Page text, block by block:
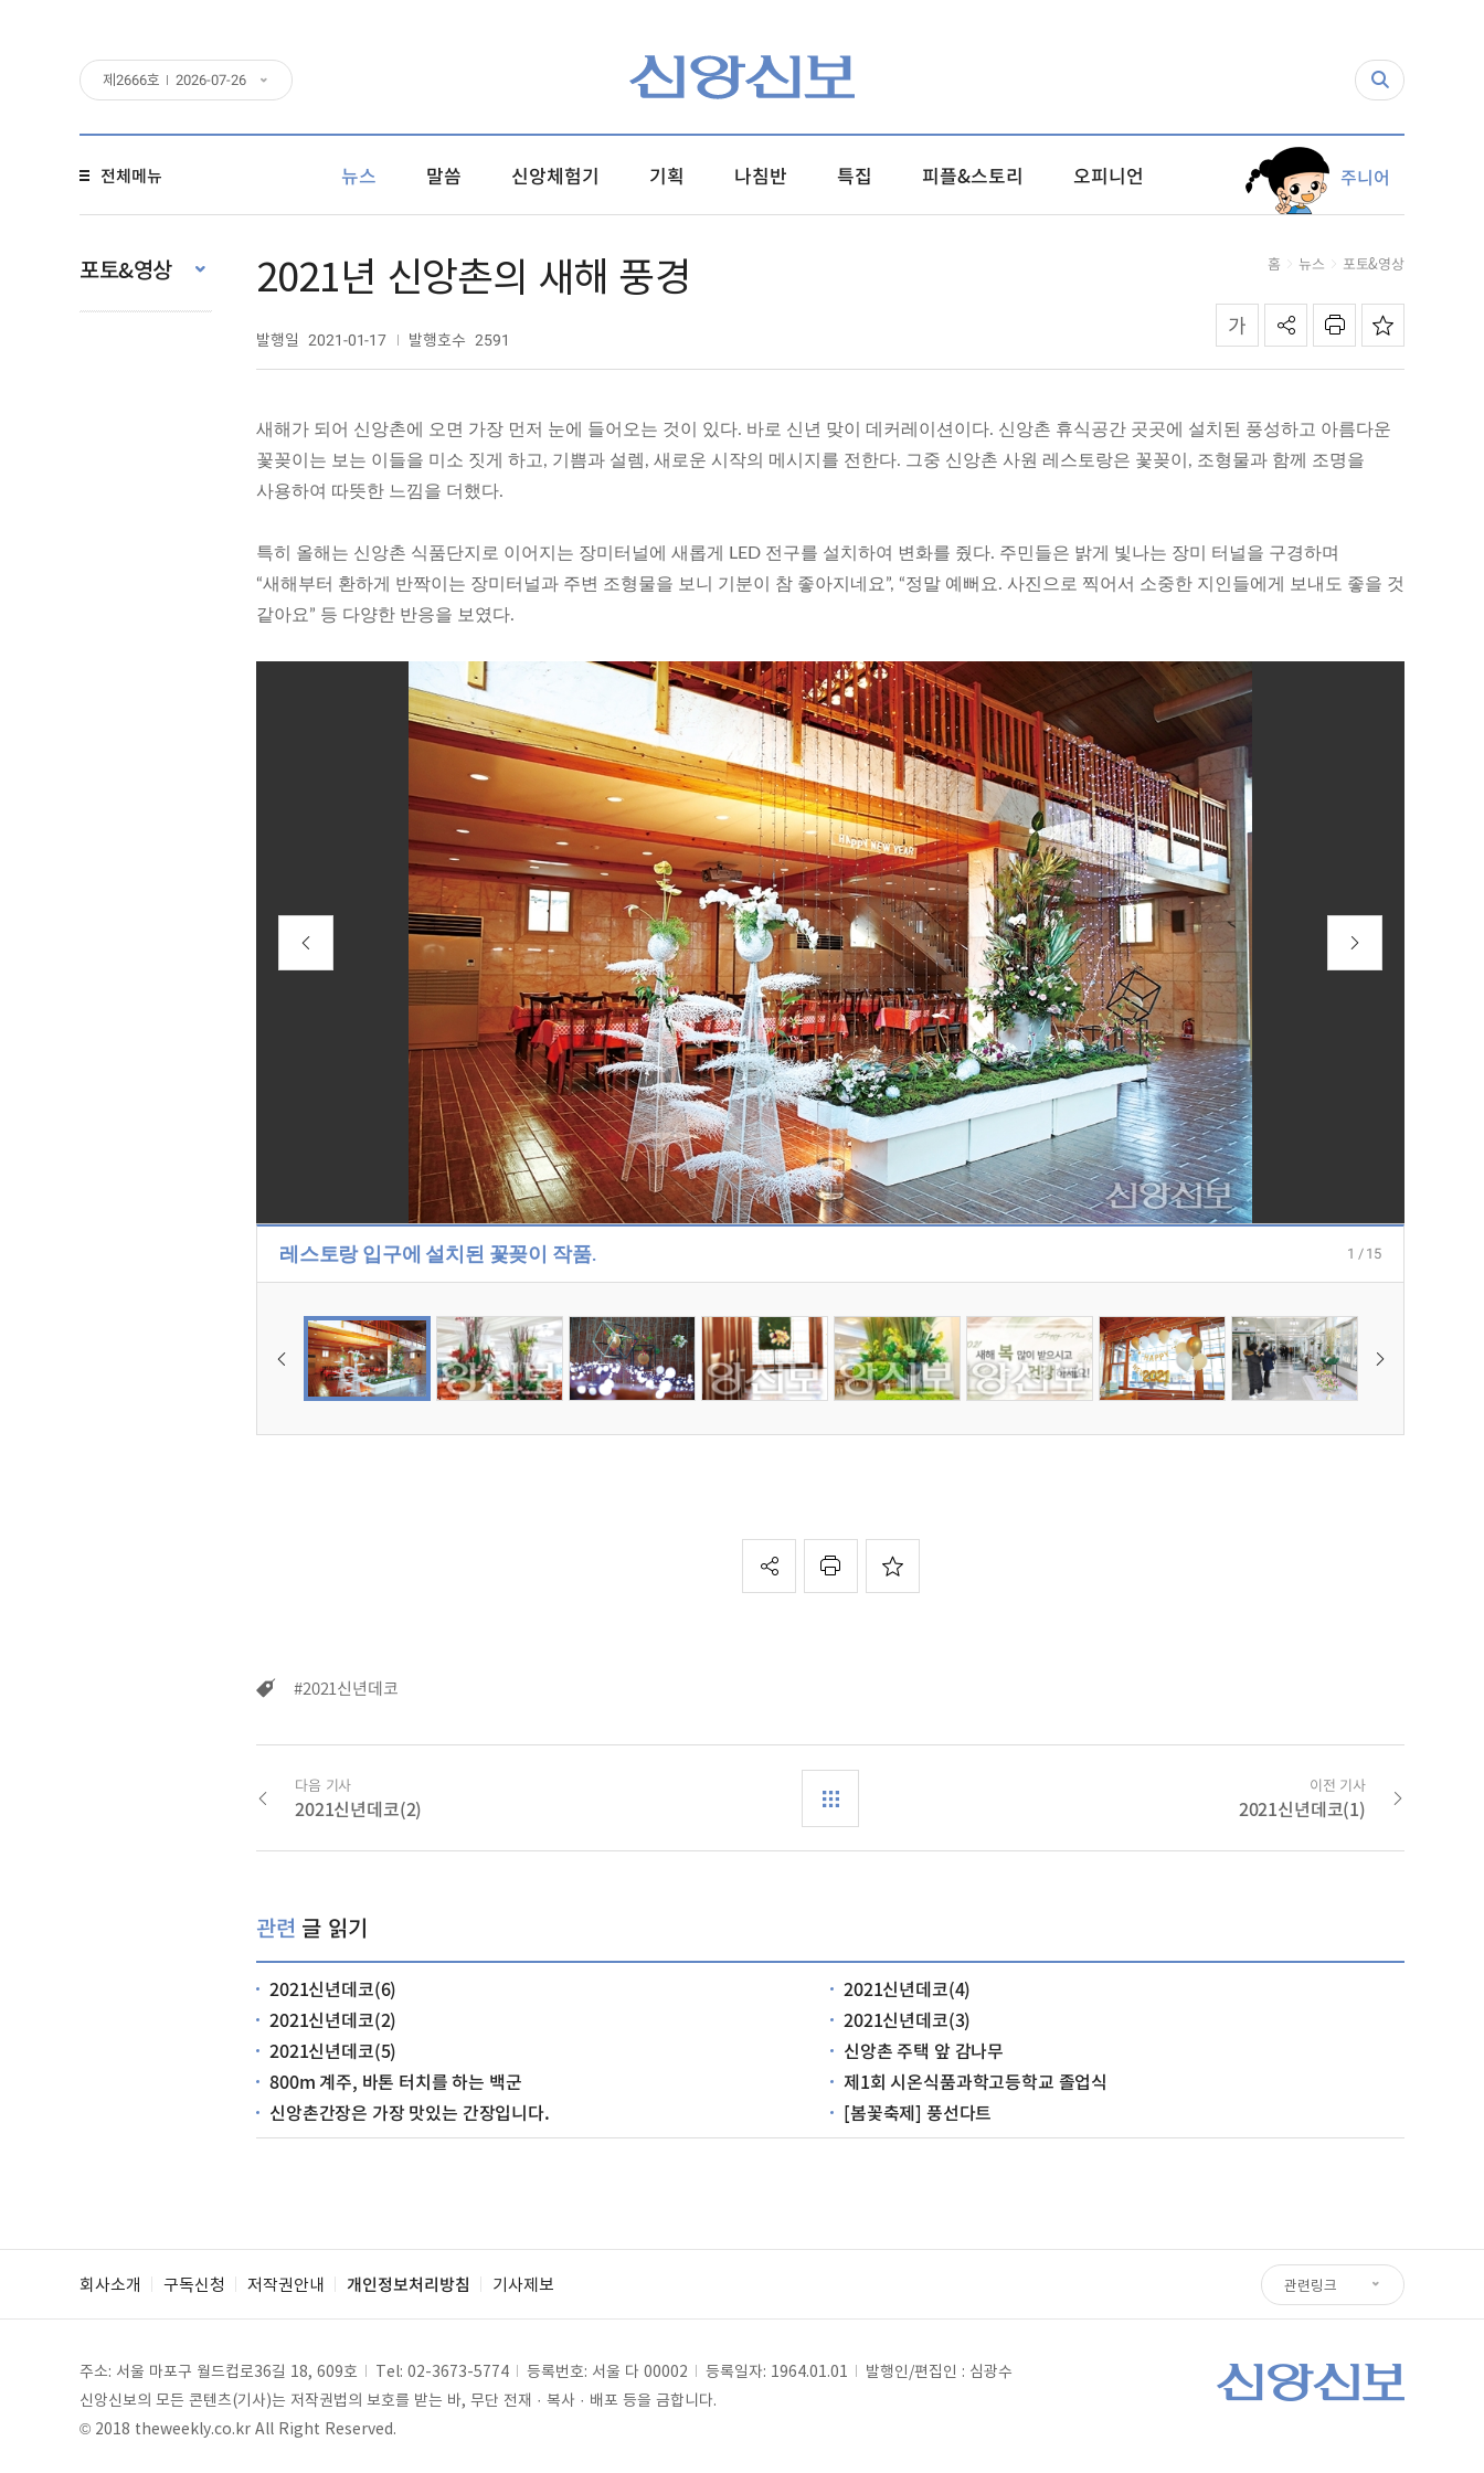
제 2666호 2026-07-26
전체메뉴 뉴스 말씀 신앙체험기 기획 나침반 특집 피플&스토리 오피니언 주니어
포토&영상 2021년 신앙촌의 새해 풍경
발행일 2021-01-17 발행호수 2591
홈 뉴스 포토&영상
새해가 되어 신앙촌에 오면 가장 먼저 눈에 들어오는 것이 있다. 바로 신년 맞이 데커레이션이다. 신앙촌 휴식공간 곳곳에 설치된 풍성하고 아름다운
꽃꽂이는 보는 이들을 미소 짓게 하고, 기쁨과 설렘, 새로운 시작의 메시지를 전한다. 그중 신앙촌 사원 레스토랑은 꽃꽂이, 조형물과 함께 조명을
사용하여 따뜻한 느낌을 더했다.
특히 올해는 신앙촌 식품단지로 이어지는 장미터널에 새롭게 LED 전구를 설치하여 변화를 줬다. 주민들은 밝게 빛나는 장미 터널을 구경하며
“새해부터 환하게 반짝이는 장미터널과 주변 조형물을 보니 기분이 참 좋아지네요”, “정말 예뻐요. 사진으로 찍어서 소중한 지인들에게 보내도 좋을 것
같아요” 등 다양한 반응을 보였다.
레스토랑 입구에 설치된 꽃꽂이 작품. 1 / 15
#2021신년데코
다음 기사
2021신년데코(2)
이전 기사
2021신년데코(1)
관련 글 읽기
2021신년데코(6)
2021신년데코(4)
2021신년데코(2)
2021신년데코(3)
2021신년데코(5)
신앙촌 주택 앞 감나무
800m 계주, 바톤 터치를 하는 백군
제1회 시온식품과학고등학교 졸업식
신앙촌간장은 가장 맛있는 간장입니다.
[봄꽃축제] 풍선다트
회사소개 구독신청 저작권안내 개인정보처리방침 기사제보 관련링크
주소: 서울 마포구 월드컵로36길 18, 609호 Tel: 02-3673-5774 등록번호: 서울 다 00002 등록일자: 1964.01.01
발행인/편집인 : 심광수
신앙신보의 모든 콘텐츠(기사)는 저작권법의 보호를 받는 바, 무단 전재 · 복사 · 배포 등을 금합니다.
© 2018 theweekly.co.kr All Right Reserved.